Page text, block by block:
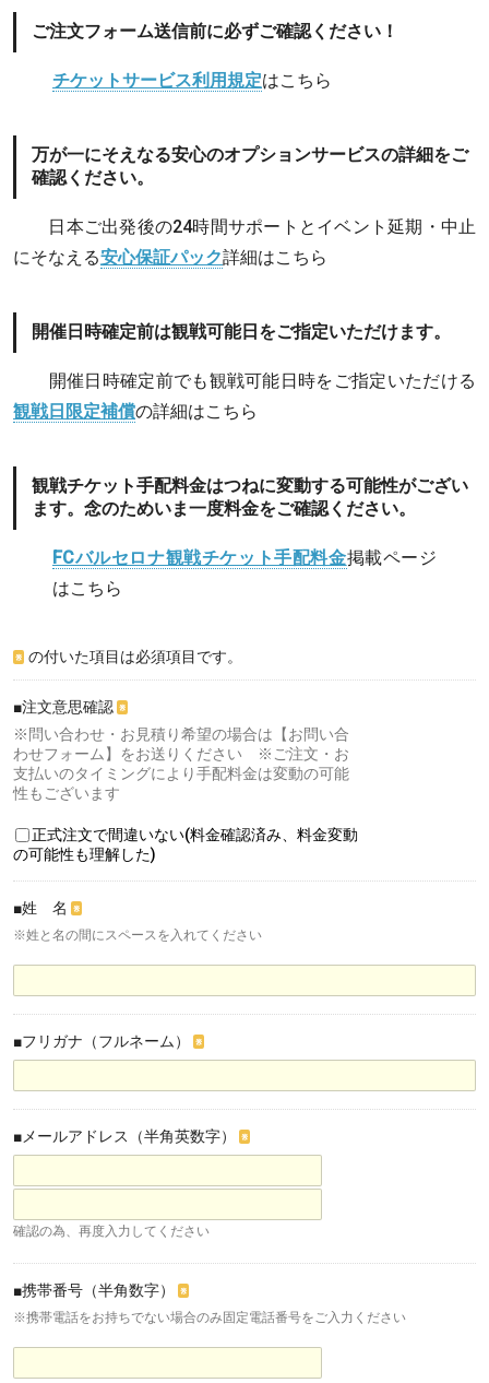
ご注文フォーム送信前に必ずご確認ください！
チケットサービス利用規定はこちら
万が一にそえなる安心のオプションサービスの詳細をご
確認ください。
日本ご出発後の24時間サポートとイベント延期・中止
にそなえる安心保証パック詳細はこちら
開催日時確定前は観戦可能日をご指定いただけます。
開催日時確定前でも観戦可能日時をご指定いただける
観戦日限定補償の詳細はこちら
観戦チケット手配料金はつねに変動する可能性がござい
ます。念のためいま一度料金をご確認ください。
FCバルセロナ観戦チケット手配料金掲載ページ
はこちら
※ の付いた項目は必須項目です。
■注文意思確認 ※
※問い合わせ・お見積り希望の場合は【お問い合
わせフォーム】をお送りください ※ご注文・お
支払いのタイミングにより手配料金は変動の可能
性もございます
正式注文で間違いない(料金確認済み、料金変動
の可能性も理解した)
■姓 名 ※
※姓と名の間にスペースを入れてください
■フリガナ（フルネーム） ※
■メールアドレス（半角英数字） ※
確認の為、再度入力してください
■携帯番号（半角数字） ※
※携帯電話をお持ちでない場合のみ固定電話番号をご入力ください